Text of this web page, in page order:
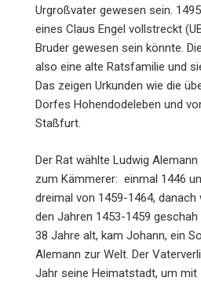
Urgroßvater gewesen sein.
eines Claus Engel vollstreckt
Bruder gewesen sein könnte.
also eine alte Ratsfamilie und
Das zeigen Urkunden wie die
Dorfes Hohendodeleben und
Staßfurt.
Der Rat wählte Ludwig
zum Kämmerer: einmal 1446
dreimal von 1459-1464,
den Jahren 1453-1459
38 Jahre alt, kam Johann, ein
Alemann zur Welt. Der
Jahr seine Heimat­stadt, um mit